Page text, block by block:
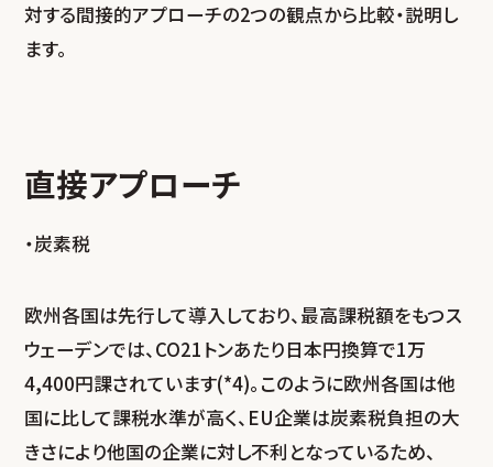
対する間接的アプローチの2つの観点から比較・説明し
ます。
直接アプローチ
・炭素税
欧州各国は先行して導入しており、最高課税額をもつス
ウェーデンでは、CO21トンあたり日本円換算で1万
4,400円課されています(*4)。このように欧州各国は他
国に比して課税水準が高く、EU企業は炭素税負担の大
きさにより他国の企業に対し不利となっているため、